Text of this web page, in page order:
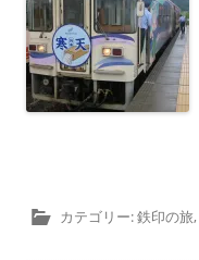
カテゴリー:鉄印の旅,